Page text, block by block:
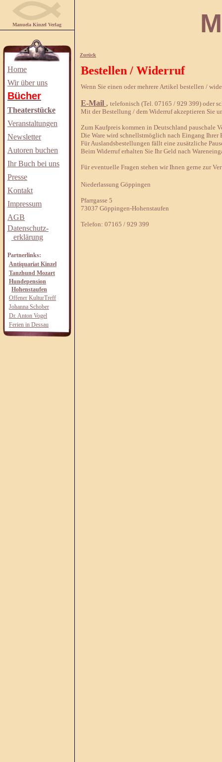
Manuela Kinzel Verlag
Home
Wir über uns
Bücher
Theaterstücke
Veranstaltungen
Newsletter
Autoren buchen
Ihr Buch bei uns
Presse
Kontakt
Impressum
AGB
Datenschutz-
erklärung
Partnerlinks:
Antiquariat Kinzel
Tanzhund Mozart
Hundepension
Hohenstaufen
Offener KulturTreff
Johanna Schober
Dr. Anton Vogel
Ferien in Dessau
Zurück
Bestellen / Widerruf
Wenn Sie einen oder mehrere Artikel bestellen /
E-Mail , telefonisch (Tel. 07165 / 929 399) oder
Mit der Bestellung / dem Widerruf akzeptieren Sie
Zum Kaufpreis kommen in Deutschland pauschale
Die Ware wird schnellstmöglich nach Eingang Ihrer
Für Auslandsbestellungen fällt eine zusätzliche
Beim Widerruf erhalten Sie Ihr Geld nach
Für eventuelle Fragen stehen wir Ihnen gerne zur
Niederlassung Göppingen
Pfarrgasse 5
73037 Göppingen-Hohenstaufen
Telefon: 07165 / 929 399